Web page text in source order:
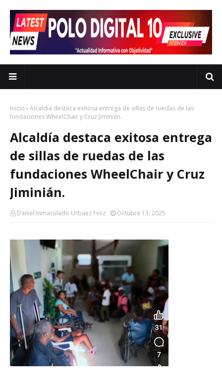
Inicio
Alcaldía destaca exitosa entrega de sillas de ruedas de las
fundaciones WheelChair y Cruz Jiminián.
Alcaldía destaca exitosa entrega
de sillas de ruedas de las
fundaciones WheelChair y Cruz
Jiminián.
Daniel Inmaculado Urbaez Feliz Octubre 13, 2025